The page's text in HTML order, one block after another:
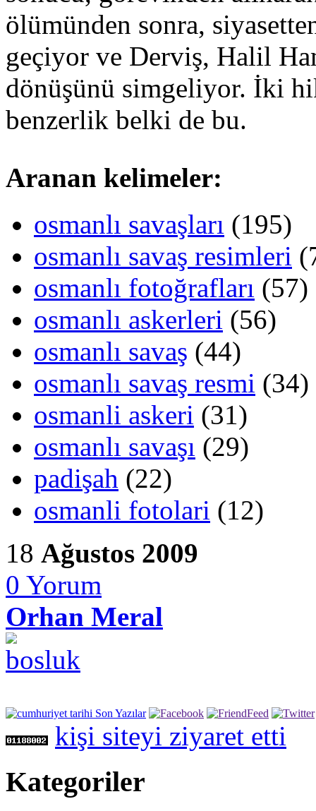
ölümünden sonra,
geçiyor ve Derviş, Halil
dönüşünü simgeliyor. İki
benzerlik belki de bu.
Aranan kelimeler:
osmanlı savaşları (195)
osmanlı savaş resimleri
osmanlı fotoğrafları (57)
osmanlı askerleri (56)
osmanlı savaş (44)
osmanlı savaş resmi (34)
osmanli askeri (31)
osmanlı savaşı (29)
padişah (22)
osmanli fotolari (12)
18 Ağustos 2009
0 Yorum
Orhan Meral
kişi siteyi ziyaret etti
Kategoriler